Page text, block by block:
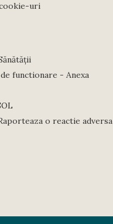
uri
functionare - Anexa
o reactie adversa